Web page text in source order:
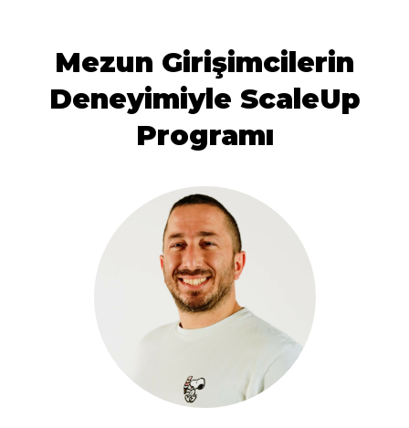
Mezun Girişimcilerin
Deneyimiyle ScaleUp
Programı